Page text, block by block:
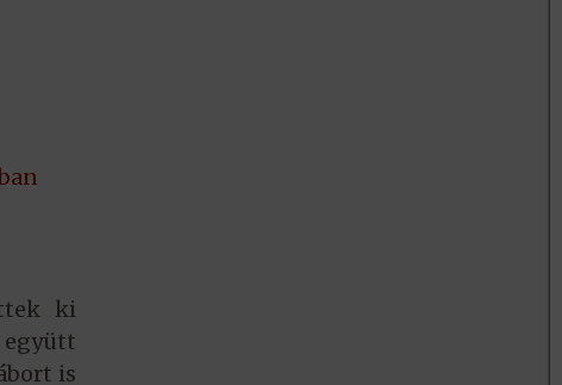
ki
is